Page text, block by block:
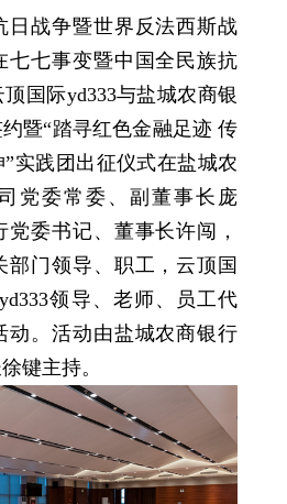
日战争暨世界反法西斯战
七七事变暨中国全民族抗
国际yd333与盐城农商银
暨“踏寻红色金融足迹 传
实践团出征仪式在盐城农
党委常委、副董事长庞
委书记、董事长许闯，
部门领导、职工，云顶国
领导、老师、员工代
动。活动由盐城农商银行
键主持。